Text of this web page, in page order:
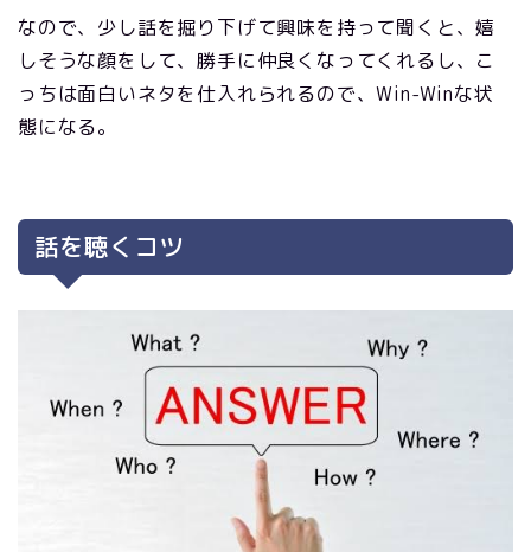
なので、少し話を掘り下げて興味を持って聞くと、嬉
しそうな顔をして、勝手に仲良くなってくれるし、こ
っちは面白いネタを仕入れられるので、Win-Winな状
態になる。
話を聴くコツ